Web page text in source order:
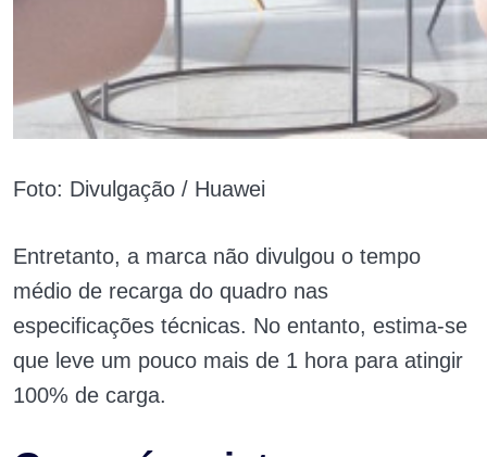
Foto: Divulgação / Huawei
Entretanto, a marca não divulgou o tempo
médio de recarga do quadro nas
especificações técnicas. No entanto, estima-se
que leve um pouco mais de 1 hora para atingir
100% de carga.